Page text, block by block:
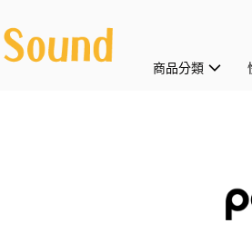
商品分類